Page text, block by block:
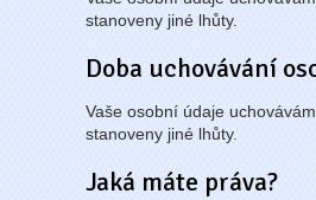
stanoveny jiné lhůty.
Doba uchovávání
Vaše osobní údaje
stanoveny jiné lhůty.
Jaká máte práva?